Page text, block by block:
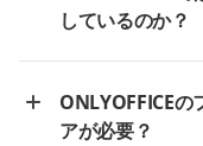
しているのか？
ONLYOFFICE
アが必要？